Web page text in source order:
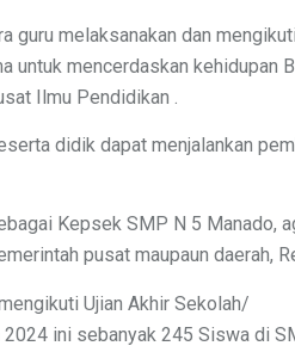
guru melaksanakan dan
untuk mencerdaskan kehidupan
Ilmu Pendidikan .
didik dapat menjalankan
Kepsek SMP N 5 Manado,
pusat maupaun daerah,
Ujian Akhir Sekolah/
2024 ini sebanyak 245 Siswa di